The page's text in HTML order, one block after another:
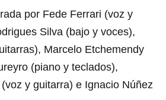
por Fede Ferrari (voz y
Silva (bajo y voces),
Marcelo Etchemendy
(piano y teclados),
y guitarra) e Ignacio Núñez